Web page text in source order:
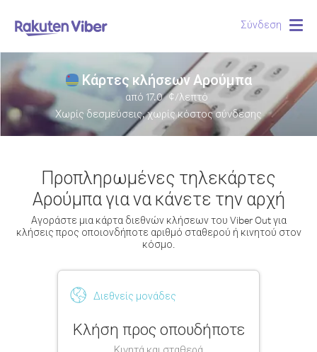
Σύνδεση
Κάρτες κλήσεων Αρούμπα
από 17.0 ¢/λεπτό
Χωρίς δεσμεύσεις, χωρίς κόστος σύνδεσης
Προπληρωμένες τηλεκάρτες
Αρούμπα για να κάνετε την αρχή
Αγοράστε μια κάρτα διεθνών κλήσεων του Viber Out για
κλήσεις προς οποιονδήποτε αριθμό σταθερού ή κινητού στον
κόσμο.
Διεθνείς μονάδες
Κλήση προς οπουδήποτε